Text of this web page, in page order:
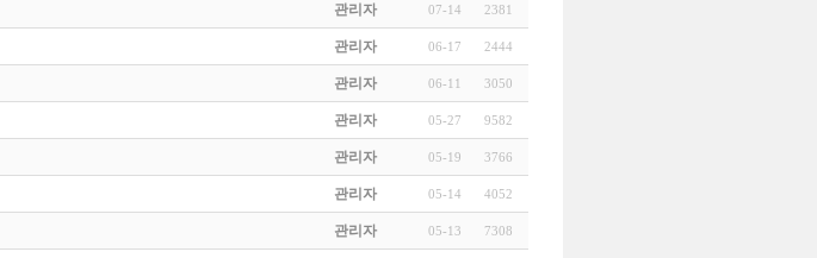
관리자 07-14 2381
관리자 06-17 2444
관리자 06-11 3050
관리자 05-27 9582
관리자 05-19 3766
관리자 05-14 4052
관리자 05-13 7308